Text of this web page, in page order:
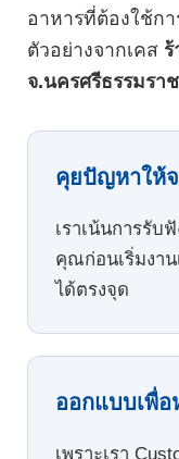
อาหารที่ต้องใช้ก
ตัวอย่างจากเคส
จ.นครศรีธรรมราช
คุยปัญหาให้
เราเน้นการรับ
คุณก่อนเริ่มงา
ได้ตรงจุด
ออกแบบเพื่อ
เพราะเรา